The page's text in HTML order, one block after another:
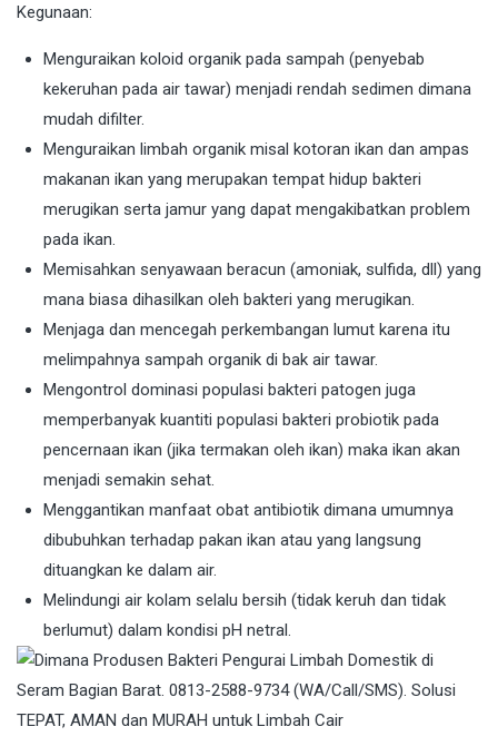
Kegunaan:
Menguraikan koloid organik pada sampah (penyebab
kekeruhan pada air tawar) menjadi rendah sedimen dimana
mudah difilter.
Menguraikan limbah organik misal kotoran ikan dan ampas
makanan ikan yang merupakan tempat hidup bakteri
merugikan serta jamur yang dapat mengakibatkan problem
pada ikan.
Memisahkan senyawaan beracun (amoniak, sulfida, dll) yang
mana biasa dihasilkan oleh bakteri yang merugikan.
Menjaga dan mencegah perkembangan lumut karena itu
melimpahnya sampah organik di bak air tawar.
Mengontrol dominasi populasi bakteri patogen juga
memperbanyak kuantiti populasi bakteri probiotik pada
pencernaan ikan (jika termakan oleh ikan) maka ikan akan
menjadi semakin sehat.
Menggantikan manfaat obat antibiotik dimana umumnya
dibubuhkan terhadap pakan ikan atau yang langsung
dituangkan ke dalam air.
Melindungi air kolam selalu bersih (tidak keruh dan tidak
berlumut) dalam kondisi pH netral.